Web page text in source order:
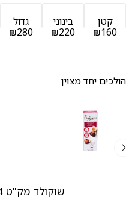
קטן
₪160
בינוני
₪220
גדול
₪280
הולכים יחד מצוין
שוקולד מק"ט 554